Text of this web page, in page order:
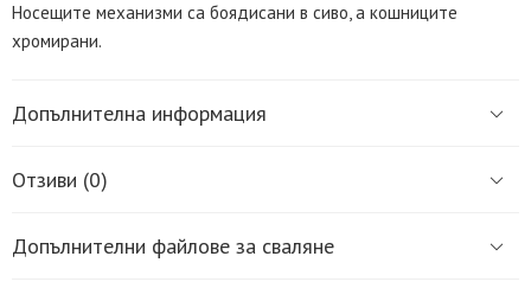
Носещите механизми са боядисани в сиво, а кошниците
хромирани.
Допълнителна информация
Отзиви (0)
Допълнителни файлове за сваляне